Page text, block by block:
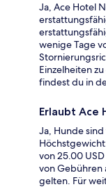
Ja, Ace Hotel
wenige Tage
Einzelheiten
findest du in
Erlaubt Ace
Ja, Hunde
von 25.00
von Gebühren
gelten. Für